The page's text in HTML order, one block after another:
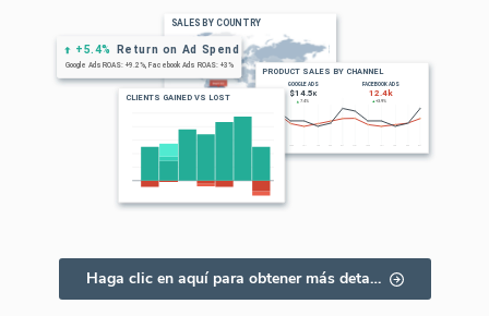
Haga clic en aquí para obtener más detalles